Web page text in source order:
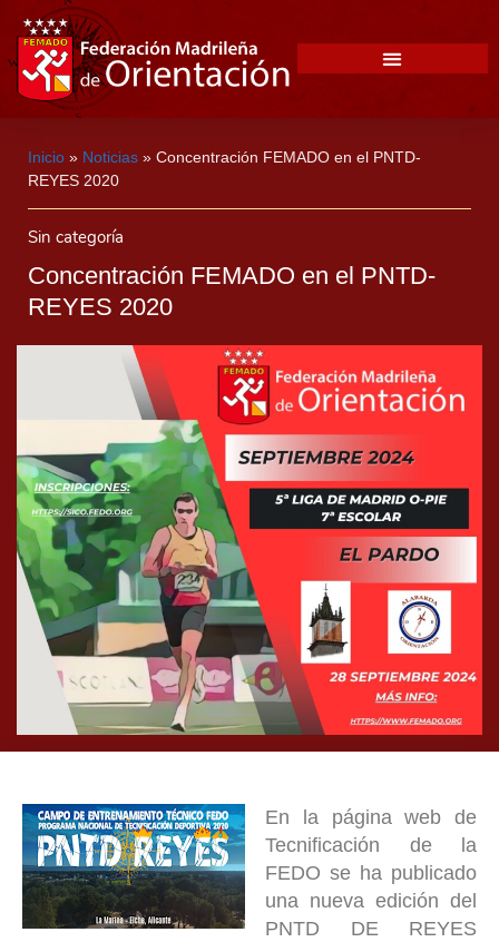
Inicio » Noticias » Concentración FEMADO en el PNTD-
REYES 2020
Sin categoría
Concentración FEMADO en el PNTD-
REYES 2020
En la página web de
Tecnificación de la
FEDO se ha publicado
una nueva edición del
PNTD DE REYES